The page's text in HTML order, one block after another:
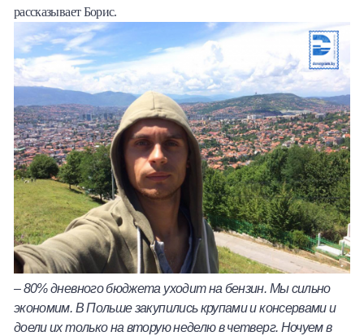
рассказывает Борис.
– 80% дневного бюджета уходит на бензин. Мы сильно
экономим. В Польше закупились крупами и консервами и
доели их только на вторую неделю в четверг. Ночуем в